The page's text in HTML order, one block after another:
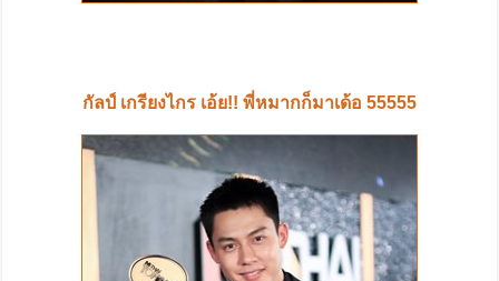
กัลป์ เกรียงไกร เอ้ย!! พี่หมากก็มาเด้อ 55555